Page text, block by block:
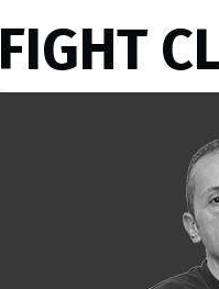
FIGHT